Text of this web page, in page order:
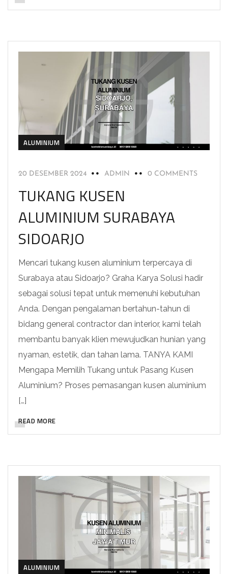
ALUMINIUM
20 DESEMBER 2024 ADMIN 0 COMMENTS
TUKANG KUSEN
ALUMINIUM SURABAYA
SIDOARJO
Mencari tukang kusen aluminium terpercaya di
Surabaya atau Sidoarjo? Graha Karya Solusi hadir
sebagai solusi tepat untuk memenuhi kebutuhan
Anda. Dengan pengalaman bertahun-tahun di
bidang general contractor dan interior, kami telah
membantu banyak klien mewujudkan hunian yang
nyaman, estetik, dan tahan lama. TANYA KAMI
Mengapa Memilih Tukang untuk Pasang Kusen
Aluminium? Proses pemasangan kusen aluminium
[…]
READ MORE
ALUMINIUM